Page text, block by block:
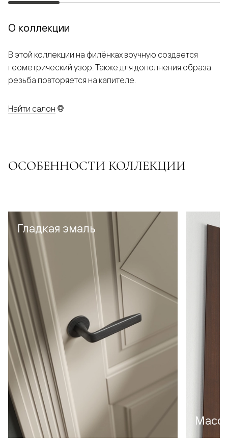
О коллекции
В этой коллекции на филёнках вручную создается
геометрический узор. Также для дополнения образа
резьба повторяется на капителе.
Найти салон
ОСОБЕННОСТИ КОЛЛЕКЦИИ
Гладкая эмаль